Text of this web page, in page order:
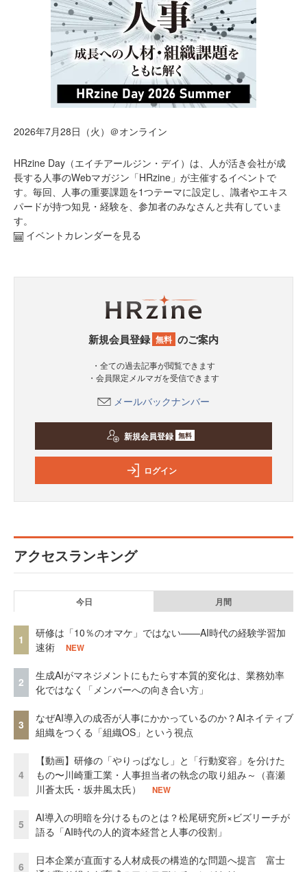
2026年7月28日（火）＠オンライン
HRzine Day（エイチアールジン・デイ）は、人が活き会社が成
長する人事のWebマガジン「HRzine」が主催するイベントで
す。毎回、人事の重要課題を1つテーマに設定し、識者やエキス
パードが持つ知見・経験を、参加者のみなさんと共有していま
す。
イベントカレンダーを見る
新規会員登録 無料 のご案内
・全ての過去記事が閲覧できます
・会員限定メルマガを受信できます
メールバックナンバー
新規会員登録 無料
ログイン
アクセスランキング
今日 月間
1
研修は「10％のオマケ」ではない——AI時代の経験学習加
速術
NEW
2
生成AIがマネジメントにもたらす本質的変化は、業務効率
化ではなく「メンバーへの向き合い方」
3
なぜAI導入の成否が人事にかかっているのか？AIネイティブ
組織をつくる「組織OS」という視点
4
【動画】研修の「やりっぱなし」と「行動変容」を分けた
もの〜川崎重工業・人事担当者の執念の取り組み～（喜瀬
川蒼太氏・坂井風太氏）
NEW
5
AI導入の明暗を分けるものとは？松尾研究所×ビズリーチが
語る「AI時代の人的資本経営と人事の役割」
6
日本企業が直面する人材成長の構造的な問題へ提言 富士